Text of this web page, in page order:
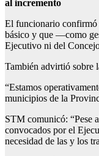
al incremento
El funcionario confirmó
básico y que —como
Ejecutivo ni del
También advirtió sobre
“Estamos
municipios de la
STM comunicó: “Pese
convocados por el
necesidad de las y los